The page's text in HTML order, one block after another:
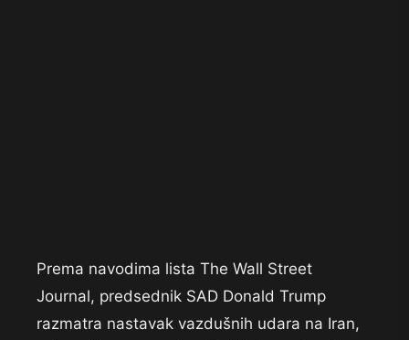
Prema navodima lista The Wall Street
Journal, predsednik SAD Donald Trump
razmatra nastavak vazdušnih udara na Iran,